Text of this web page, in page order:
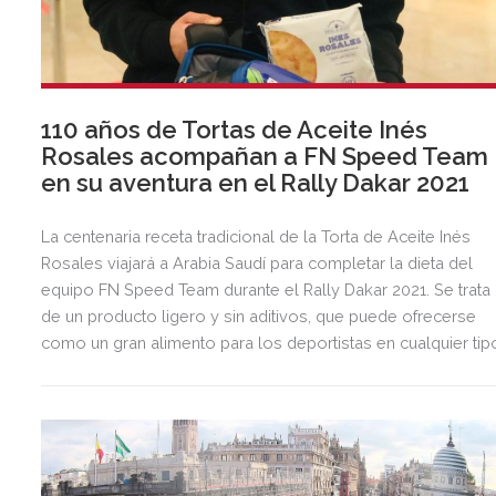
110 años de Tortas de Aceite Inés
Rosales acompañan a FN Speed Team
en su aventura en el Rally Dakar 2021
La centenaria receta tradicional de la Torta de Aceite Inés
Rosales viajará a Arabia Saudí para completar la dieta del
equipo FN Speed Team durante el Rally Dakar 2021. Se trata
de un producto ligero y sin aditivos, que puede ofrecerse
como un gran alimento para los deportistas en cualquier